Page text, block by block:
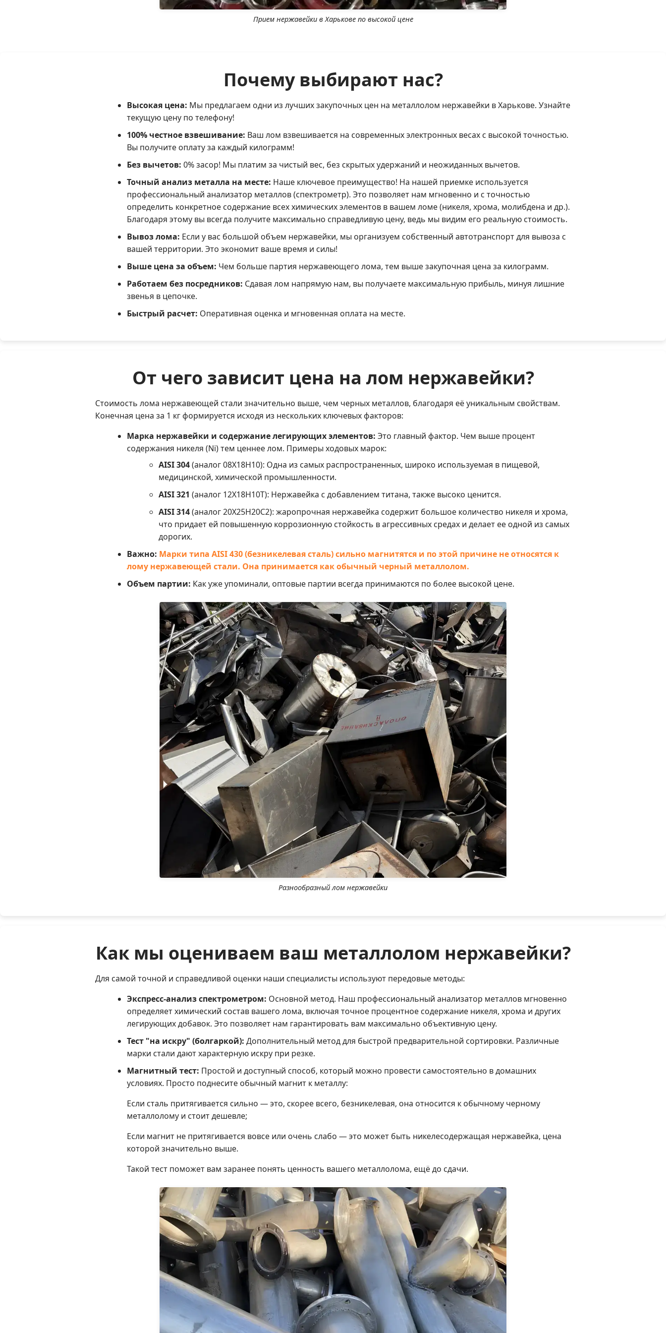
Прием нержавейки в Харькове по высокой цене
Почему выбирают нас?
Высокая цена: Мы предлагаем одни из лучших закупочных цен на металлолом нержавейки в Харькове. Узнайте
текущую цену по телефону!
100% честное взвешивание: Ваш лом взвешивается на современных электронных весах с высокой точностью.
Вы получите оплату за каждый килограмм!
Без вычетов: 0% засор! Мы платим за чистый вес, без скрытых удержаний и неожиданных вычетов.
Точный анализ металла на месте: Наше ключевое преимущество! На нашей приемке используется
профессиональный анализатор металлов (спектрометр). Это позволяет нам мгновенно и с точностью
определить конкретное содержание всех химических элементов в вашем ломе (никеля, хрома, молибдена и др.).
Благодаря этому вы всегда получите максимально справедливую цену, ведь мы видим его реальную стоимость.
Вывоз лома: Если у вас большой объем нержавейки, мы организуем собственный автотранспорт для вывоза с
вашей территории. Это экономит ваше время и силы!
Выше цена за объем: Чем больше партия нержавеющего лома, тем выше закупочная цена за килограмм.
Работаем без посредников: Сдавая лом напрямую нам, вы получаете максимальную прибыль, минуя лишние
звенья в цепочке.
Быстрый расчет: Оперативная оценка и мгновенная оплата на месте.
От чего зависит цена на лом нержавейки?
Стоимость лома нержавеющей стали значительно выше, чем черных металлов, благодаря её уникальным свойствам.
Конечная цена за 1 кг формируется исходя из нескольких ключевых факторов:
Марка нержавейки и содержание легирующих элементов: Это главный фактор. Чем выше процент
содержания никеля (Ni) тем ценнее лом. Примеры ходовых марок:
AISI 304(аналог 08Х18Н10): Одна из самых распространенных, широко используемая в пищевой,
медицинской, химической промышленности.
AISI 321 (аналог 12Х18Н10Т): Нержавейка с добавлением титана, также высоко ценится.
AISI 314(аналог 20Х25Н20С2): жаропрочная нержавейка содержит большое количество никеля и хрома,
что придает ей повышенную коррозионную стойкость в агрессивных средах и делает ее одной из самых
дорогих.
Важно: Марки типа AISI 430 (безникелевая сталь) сильно магнитятся и по этой причине не относятся к
лому нержавеющей стали. Она принимается как обычный черный металлолом.
Объем партии: Как уже упоминали, оптовые партии всегда принимаются по более высокой цене.
Разнообразный лом нержавейки
Как мы оцениваем ваш металлолом нержавейки?
Для самой точной и справедливой оценки наши специалисты используют передовые методы:
Экспресс-анализ спектрометром: Основной метод. Наш профессиональный анализатор металлов мгновенно
определяет химический состав вашего лома, включая точное процентное содержание никеля, хрома и других
легирующих добавок. Это позволяет нам гарантировать вам максимально объективную цену.
Тест "на искру" (болгаркой): Дополнительный метод для быстрой предварительной сортировки. Различные
марки стали дают характерную искру при резке.
Магнитный тест: Простой и доступный способ, который можно провести самостоятельно в домашних
условиях. Просто поднесите обычный магнит к металлу:
Если сталь притягивается сильно — это, скорее всего, безникелевая, она относится к обычному черному
металлолому и стоит дешевле;
Если магнит не притягивается вовсе или очень слабо — это может быть никелесодержащая нержавейка, цена
которой значительно выше.
Такой тест поможет вам заранее понять ценность вашего металлолома, ещё до сдачи.